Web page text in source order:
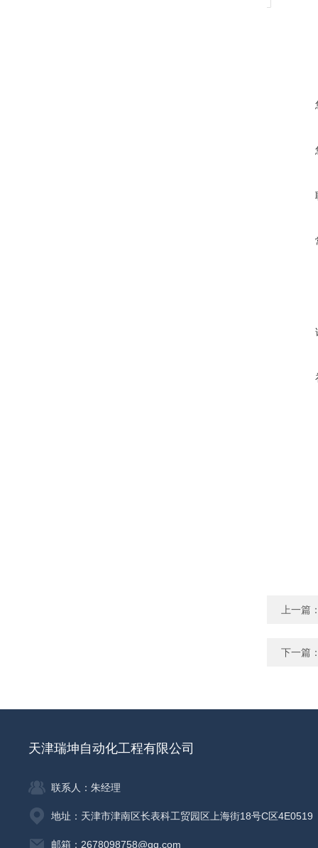
上一篇
下一篇
天津瑞坤自动化工程有限公司
联系人：朱经理
地址：天津市津南区长表科工贸园区上海街18号C区4E0519
邮箱：2678098758@qq.com